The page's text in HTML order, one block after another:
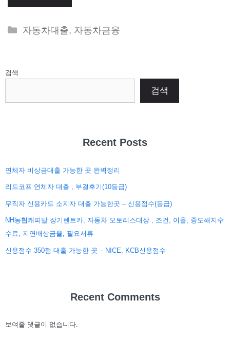
Categories
자동차대출, 자동차금융
검색
검색
Recent Posts
연체자 비상금대출 가능한 곳 완벽정리
리드코프 연체자 대출 , 부결후기(10등급)
무직자 신용카드 소지자 대출 가능한곳 – 신용점수(등급)
NH농협캐피탈 장기렌트카, 자동차 오토리스대상 , 조건, 이율, 중도해지수
수료, 지연배상금율, 필요서류
신용점수 350점 대출 가능한 곳 – NICE, KCB신용점수
Recent Comments
보여줄 댓글이 없습니다.